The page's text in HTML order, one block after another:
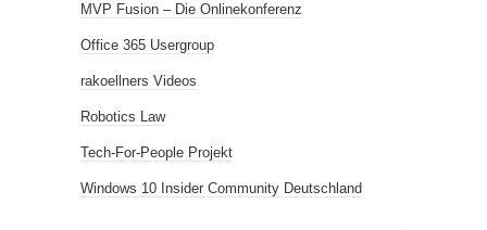
MVP Fusion – Die Onlinekonferenz
Office 365 Usergroup
rakoellners Videos
Robotics Law
Tech-For-People Projekt
Windows 10 Insider Community Deutschland